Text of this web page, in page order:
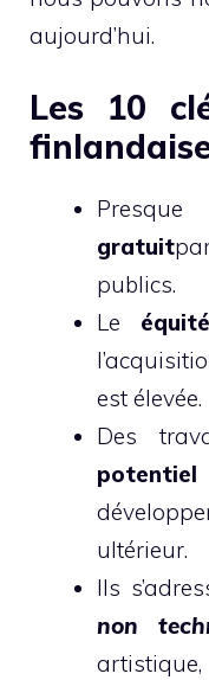
aujourd’hui.
Les 10
gratuit
publics.
Le équité
est élevée.
Des
ultérieur.
Ils
non